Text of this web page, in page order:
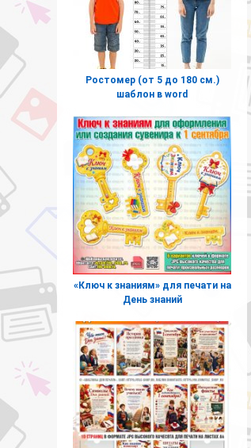
Ростомер (от 5 до 180 см.)
шаблон в word
«Ключ к знаниям» для печати на
День знаний